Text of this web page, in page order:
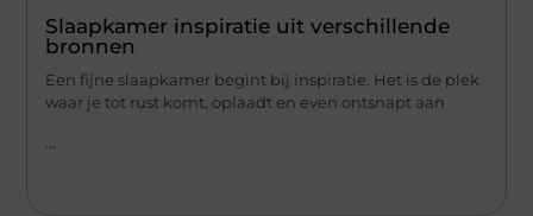
Slaapkamer inspiratie uit verschillende
bronnen
Een fijne slaapkamer begint bij inspiratie. Het is de plek
waar je tot rust komt, oplaadt en even ontsnapt aan